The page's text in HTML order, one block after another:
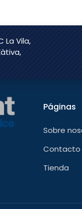
La Vila,
Páginas
Sobre
Contacto
Tienda